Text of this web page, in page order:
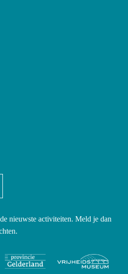
nieuwste activiteiten. Meld je dan